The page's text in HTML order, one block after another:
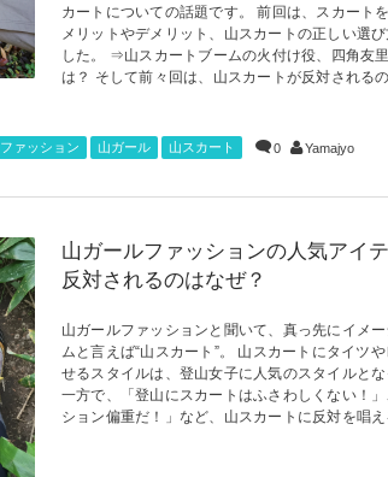
カートについての話題です。 前回は、スカート
メリットやデメリット、山スカートの正しい選
した。 ⇒山スカートブームの火付け役、四角友
は？ そして前々回は、山スカートが反対される
ファッション 山ガール 山スカート 0 Yamajyo
山ガールファッションの人気アイ
反対されるのはなぜ？
山ガールファッションと聞いて、真っ先にイメ
ムと言えば“山スカート”。 山スカートにタイツ
せるスタイルは、登山女子に人気のスタイルと
一方で、「登山にスカートはふさわしくない！
ション偏重だ！」など、山スカートに反対を唱